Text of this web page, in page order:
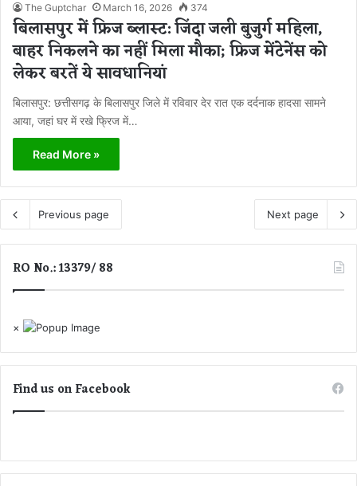
The Guptchar March 16, 2026 374
बिलासपुर में फ्रिज ब्लास्ट: जिंदा जली बुजुर्ग महिला,
बाहर निकलने का नहीं मिला मौका; फ्रिज मेंटेनेंस को
लेकर बरतें ये सावधानियां
बिलासपुर: छत्तीसगढ़ के बिलासपुर जिले में रविवार देर रात एक दर्दनाक हादसा सामने
आया, जहां घर में रखे फ्रिज में…
Read More »
Previous page Next page
RO No.: 13379/ 88
×
Find us on Facebook